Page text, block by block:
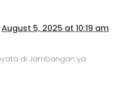
August 5, 2025 at 10:19 am
di Jambangan ya